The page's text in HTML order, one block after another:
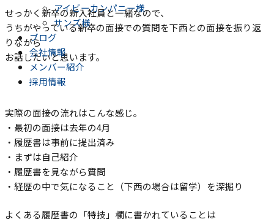
アイビーカンパニー様
サンズ様
ブログ
会社情報
メンバー紹介
採用情報
せっかく新卒の新入社員と一緒なので、
うちがやっている新卒の面接での質問を下西との面接を振り返
りながら
お話したいと思います。
実際の面接の流れはこんな感じ。
・最初の面接は去年の4月
・履歴書は事前に提出済み
・まずは自己紹介
・履歴書を見ながら質問
・経歴の中で気になること（下西の場合は留学）を深掘り
よくある履歴書の「特技」欄に書かれていることは